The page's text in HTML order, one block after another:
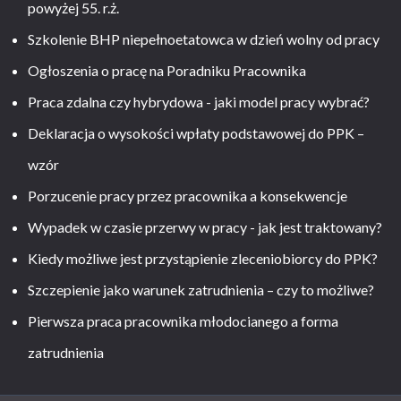
powyżej 55. r.ż.
Szkolenie BHP niepełnoetatowca w dzień wolny od pracy
Ogłoszenia o pracę na Poradniku Pracownika
Praca zdalna czy hybrydowa - jaki model pracy wybrać?
Deklaracja o wysokości wpłaty podstawowej do PPK –
wzór
Porzucenie pracy przez pracownika a konsekwencje
Wypadek w czasie przerwy w pracy - jak jest traktowany?
Kiedy możliwe jest przystąpienie zleceniobiorcy do PPK?
Szczepienie jako warunek zatrudnienia – czy to możliwe?
Pierwsza praca pracownika młodocianego a forma
zatrudnienia